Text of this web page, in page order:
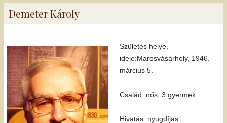
Demeter Károly
Születés helye,
ideje:Marosvásárhely, 1946.
március 5.
Család: nős, 3 gyermek
Hivatás: nyugdíjas